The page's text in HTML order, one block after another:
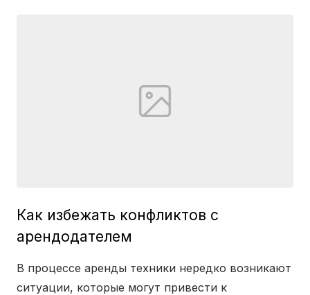
Как избежать конфликтов с
арендодателем
В процессе аренды техники нередко возникают
ситуации, которые могут привести к